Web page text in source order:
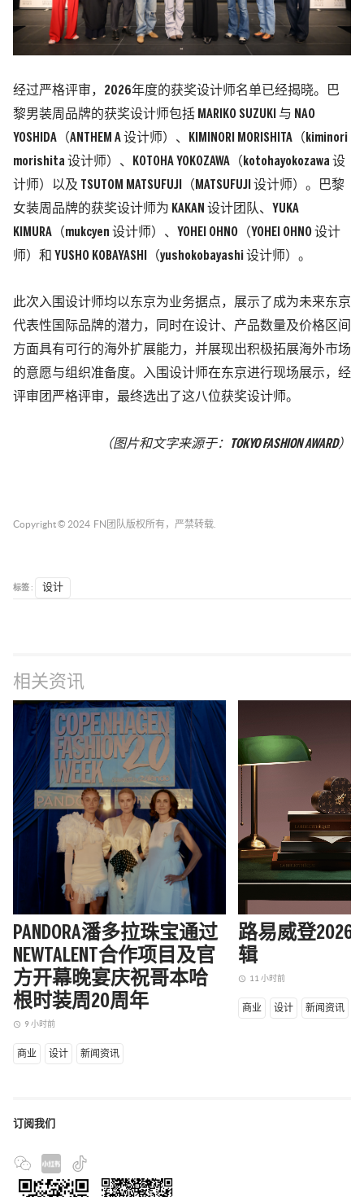
经过严格评审，2026年度的获奖设计师名单已经揭晓。巴
黎男装周品牌的获奖设计师包括 MARIKO SUZUKI 与 NAO
YOSHIDA（ANTHEM A 设计师）、KIMINORI MORISHITA（kiminori
morishita 设计师）、KOTOHA YOKOZAWA（kotohayokozawa 设
计师）以及 TSUTOM MATSUFUJI（MATSUFUJI 设计师）。巴黎
女装周品牌的获奖设计师为 KAKAN 设计团队、YUKA
KIMURA（mukcyen 设计师）、YOHEI OHNO（YOHEI OHNO 设计
师）和 YUSHO KOBAYASHI（yushokobayashi 设计师）。
此次入围设计师均以东京为业务据点，展示了成为未来东京
代表性国际品牌的潜力，同时在设计、产品数量及价格区间
方面具有可行的海外扩展能力，并展现出积极拓展海外市场
的意愿与组织准备度。入围设计师在东京进行现场展示，经
评审团严格评审，最终选出了这八位获奖设计师。
（图片和文字来源于： TOKYO FASHION AWARD）
Copyright © 2024 FN团队 版权所有，严禁转载.
标签 : 设计
相关资讯
PANDORA潘多拉珠宝通过
NEWTALENT合作项目及官
方开幕晚宴庆祝哥本哈
根时装周20周年
access_time 9 小时前
商业 设计 新闻资讯
路易威登2026
辑
access_time 11 小时前
商业 设计 新闻资讯
订阅我们